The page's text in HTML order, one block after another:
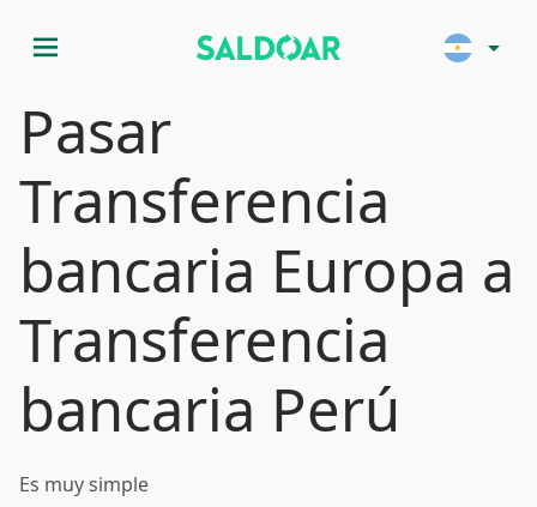
menu arrow_drop_down
Pasar
Transferencia
bancaria Europa a
Transferencia
bancaria Perú
Es muy simple